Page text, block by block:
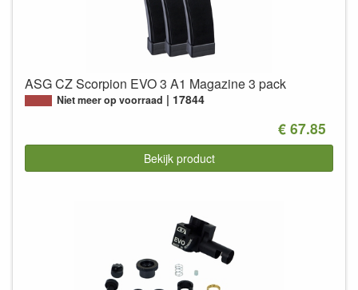
ASG CZ Scorpion EVO 3 A1 Magazine 3 pack
Niet meer op voorraad 17844
€ 67.85
Bekijk product